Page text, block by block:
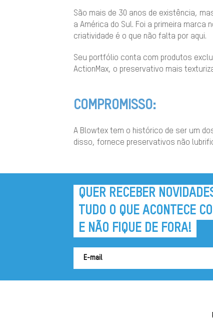
São mais de 30 anos de existência,
a América do Sul. Foi a primeira
criatividade é o que não falta por aqui.
Seu portfólio conta com produtos
ActionMax, o preservativo mais
COMPROMISSO:
A Blowtex tem o histórico de ser um
disso, fornece preservativos não
QUER RECEBER
TUDO O QUE ACONTECE
E NÃO FIQUE DE FORA!